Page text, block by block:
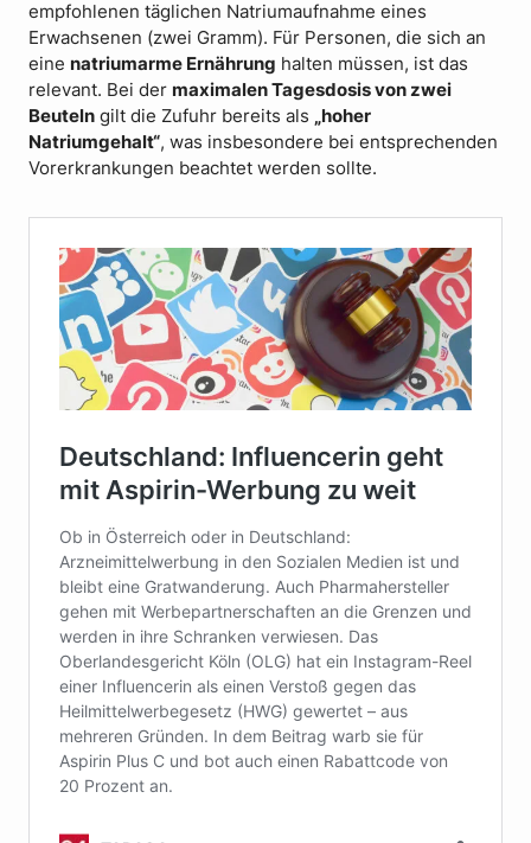
empfohlenen täglichen Natriumaufnahme eines
Erwachsenen (zwei Gramm). Für Personen, die sich an
eine natriumarme Ernährung halten müssen, ist das
relevant. Bei der maximalen Tagesdosis von zwei
Beuteln gilt die Zufuhr bereits als „hoher
Natriumgehalt“, was insbesondere bei entsprechenden
Vorerkrankungen beachtet werden sollte.